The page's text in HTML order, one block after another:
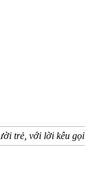
trẻ, với lời kêu gọi